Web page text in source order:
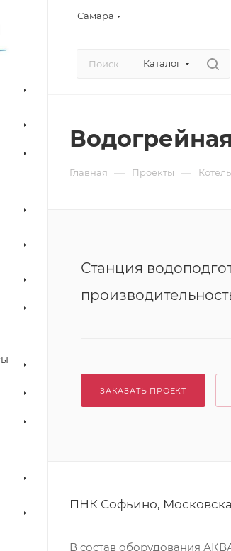
Самара
Каталог
Главная — Проекты —
Станция
ЗАКАЗАТЬ ПРОЕКТ
ПНК Софьино,
В состав оборудования